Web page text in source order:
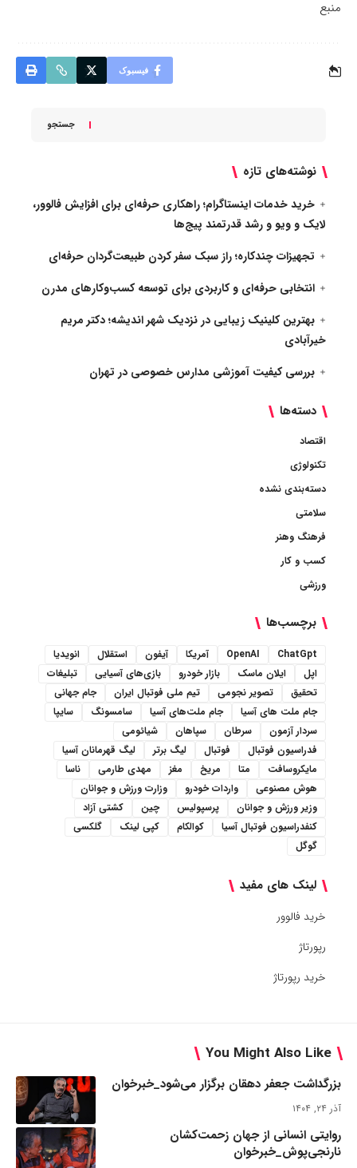
منبع
فیسبوک
جستجو
نوشته‌های تازه
خرید خدمات اینستاگرام؛ راهکاری حرفه‌ای برای افزایش فالوور،
لایک و ویو و رشد قدرتمند پیج‌ها
تجهیزات چندکاره؛ راز سبک سفر کردن طبیعت‌گردان حرفه‌ای
انتخابی حرفه‌ای و کاربردی برای توسعه کسب‌وکارهای مدرن
بهترین کلینیک زیبایی در نزدیک شهر اندیشه؛ دکتر مریم
خیرآبادی
بررسی کیفیت آموزشی مدارس خصوصی در تهران
دسته‌ها
اقتصاد
تکنولوژی
دسته‌بندی نشده
سلامتی
فرهنگ وهنر
کسب و کار
ورزشی
برچسب‌ها
ChatGpt
OpenAI آمریکا آیفون استقلال
انویدیا
اپل
ایلان ماسک بازار خودرو بازی‌های آسیایی
تبلیغات
تحقیق
تصویر نجومی تیم ملی فوتبال ایران
جام جهانی
جام ملت های آسیا
جام ملت‌های آسیا سامسونگ
سایپا
سردار آزمون
سرطان سپاهان
شیائومی
فدراسیون فوتبال
فوتبال لیگ برتر
لیگ قهرمانان آسیا
مایکروسافت
متا مریخ مغز مهدی طارمی
ناسا
هوش مصنوعی
واردات خودرو
وزارت ورزش و جوانان
وزیر ورزش و جوانان
پرسپولیس چین
کشتی آزاد
کنفدراسیون فوتبال آسیا
کوالکام کپی لینک
گلکسی
گوگل
لینک های مفید
خرید فالوور
رپورتاژ
خرید رپورتاژ
You Might Also Like
بزرگداشت جعفر دهقان برگزار می‌شود_خبرخوان
آذر ۲۴, ۱۴۰۴
روایتی انسانی از جهان زحمت‌کشان
نارنجی‌پوش_خبرخوان